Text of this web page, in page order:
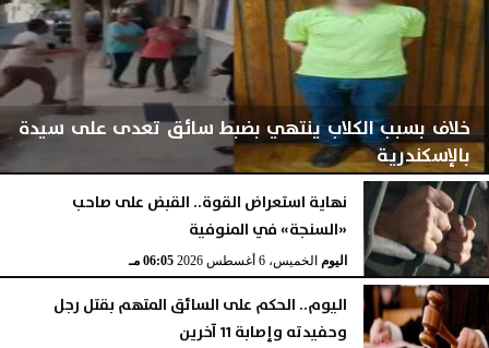
خلاف بسبب الكلاب ينتهي بضبط سائق تعدى على سيدة
بالإسكندرية
اليومالخميس، 6 أغسطس 2026 06:06 مـ
نهاية استعراض القوة.. القبض على صاحب
«السنجة» في المنوفية
اليومالخميس، 6 أغسطس 2026 06:05 مـ
اليوم.. الحكم على السائق المتهم بقتل رجل
وحفيدته وإصابة 11 آخرين